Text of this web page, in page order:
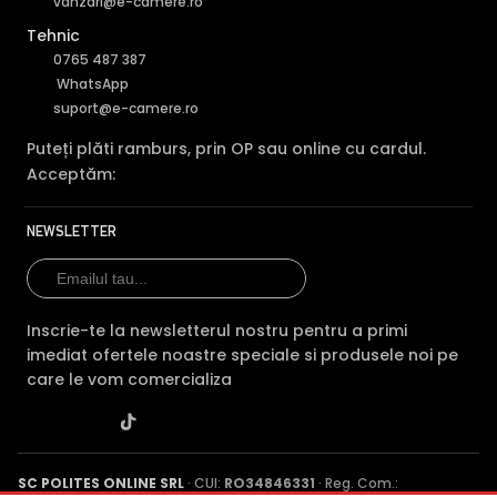
In general, camerele de supraveghere video cu infrarosu,
au ca specificatie distanta maxima aproximativa la care
"bate" iluminatorul in infrarosu, insa daca o persoana se
afla la o distanta mult mai mica decat aceasta, exista
riscul ca imaginea sa fie suprasaturata (foarte alba).
supraveghere video DAHUA HAC-HDW1549X-IL-A-PRO-
0280B-DIP, este dotata cu functia Infrarosu Inteligent
(Smart IR).
Tehnic
0765 487 387
WhatsApp
suport@e-camere.ro
Puteți plăti ramburs, prin OP sau online cu cardul.
Acceptăm:
NEWSLETTER
Inscrie-te la newsletterul nostru pentru a primi
imediat ofertele noastre speciale si produsele noi pe
care le vom comercializa
SC POLITES ONLINE SRL · CUI: RO34846331 · Reg. Com.: